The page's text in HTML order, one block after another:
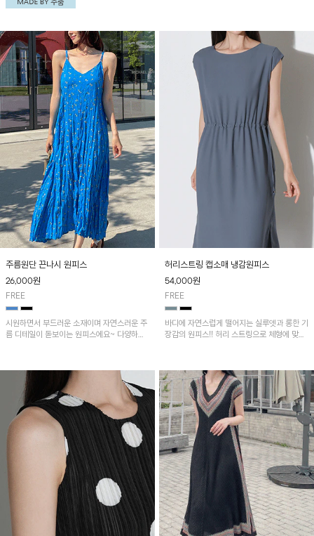
주름원단 끈나시 원피스
26,000원
FREE
시원하면서 부드러운 소재이며 자연스러운 주
름 디테일이 돋보이는 원피스에요~ 다양하게
허리스트링 캡소매 냉감원피스
54,000원
FREE
바디에 자연스럽게 떨어지는 실루엣과 롱한 기
장감의 원피스!! 허리 스트링으로 체형에 맞게